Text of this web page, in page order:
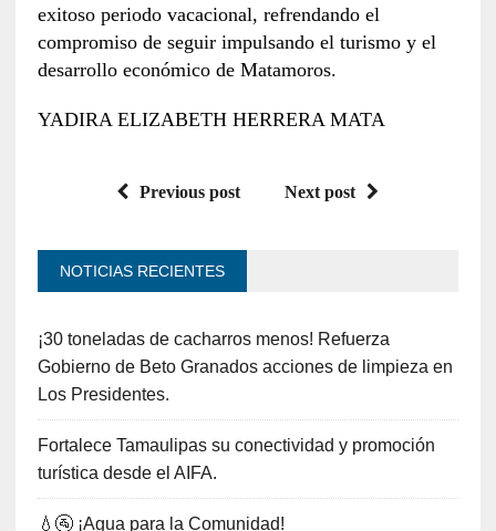
exitoso periodo vacacional, refrendando el
compromiso de seguir impulsando el turismo y el
desarrollo económico de Matamoros.
YADIRA ELIZABETH HERRERA MATA
Previous post Next post
NOTICIAS RECIENTES
¡30 toneladas de cacharros menos! Refuerza
Gobierno de Beto Granados acciones de limpieza en
Los Presidentes.
Fortalece Tamaulipas su conectividad y promoción
turística desde el AIFA.
💧🚰 ¡Agua para la Comunidad!